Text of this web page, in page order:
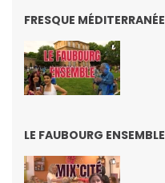
FRESQUE MÉDITERRANÉE
LE FAUBOURG ENSEMBLE